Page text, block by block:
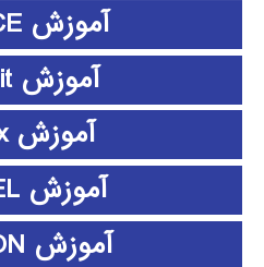
آموزش HSPICE
آموزش L-Edit
آموزش Latex
آموزش LISREL
آموزش LUMION